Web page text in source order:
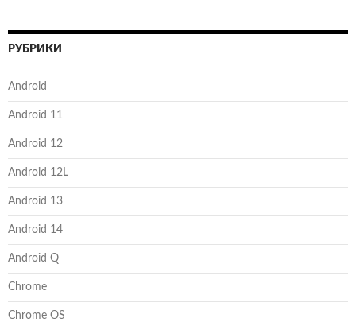
РУБРИКИ
Android
Android 11
Android 12
Android 12L
Android 13
Android 14
Android Q
Chrome
Chrome OS